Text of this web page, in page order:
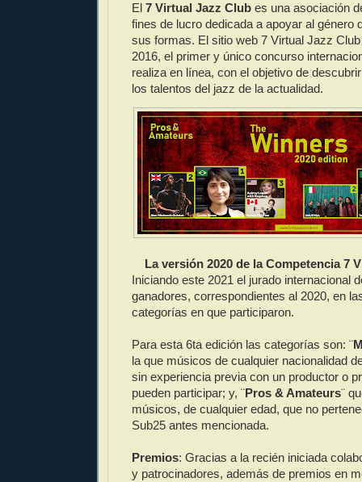
El 7 Virtual Jazz Club es una asociación
fines de lucro dedicada a apoyar al género
sus formas. El sitio web 7 Virtual Jazz
2016, el primer y único concurso
realiza en línea, con el objetivo de
los talentos del jazz de la actualidad.
La versión 2020 de la Competencia 7
Iniciando este 2021 el jurado internacional
ganadores, correspondientes al 2020, en
categorías en que participaron.
Para esta 6ta edición las categorías son: ¨
la que músicos de cualquier nacionalidad
sin experiencia previa con un productor o
pueden participar; y, ¨Pros & Amateurs¨
músicos, de cualquier edad, que no
Sub25 antes mencionada.
Premios: Gracias a la recién iniciada
y patrocinadores, además de premios en